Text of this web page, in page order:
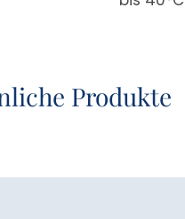
Produkte